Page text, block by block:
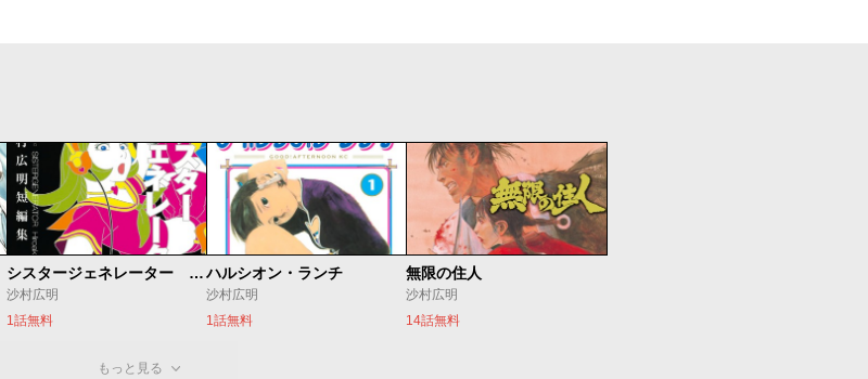
シスタージェネレーター 沙村広明短編集
沙村広明
1話無料
ハルシオン・ランチ
沙村広明
1話無料
無限の住人
沙村広明
14話無料
もっと見る